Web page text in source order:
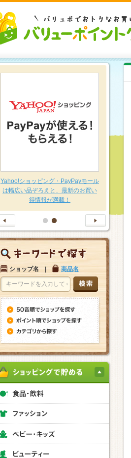
Yahoo!ショッピング・PayPayモール
は幅広い品ぞろえと、最新のお買い
得情報が満載！
ショップ名 | 商品名